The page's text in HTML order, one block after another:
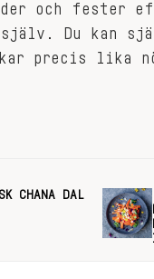
och fester
Du kan
precis lika
CHANA DAL